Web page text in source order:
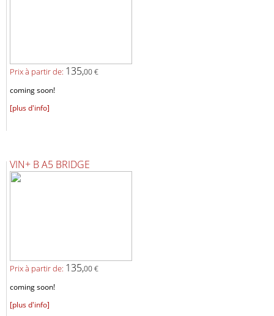
Prix ​​à partir de: 135,00 €
coming soon!
[plus d'info]
VIN+ B A5 BRIDGE
Prix ​​à partir de: 135,00 €
coming soon!
[plus d'info]